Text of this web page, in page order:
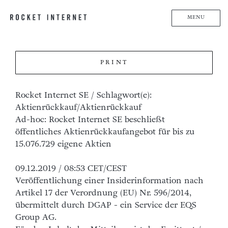
MENU
PRINT
Rocket Internet SE / Schlagwort(e):
Aktienrückkauf/Aktienrückkauf
Ad-hoc: Rocket Internet SE beschließt
öffentliches Aktienrückkaufangebot für bis zu
15.076.729 eigene Aktien
09.12.2019 / 08:53 CET/CEST
Veröffentlichung einer Insiderinformation nach
Artikel 17 der Verordnung (EU) Nr. 596/2014,
übermittelt durch DGAP - ein Service der EQS
Group AG.